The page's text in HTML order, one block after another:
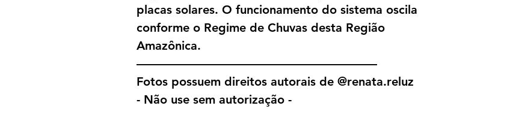
placas solares. O funcionamento do sistema oscila
conforme o Regime de Chuvas desta Região
Amazônica.
————————————————————
Fotos possuem direitos autorais de @renata.reluz
- Não use sem autorização -